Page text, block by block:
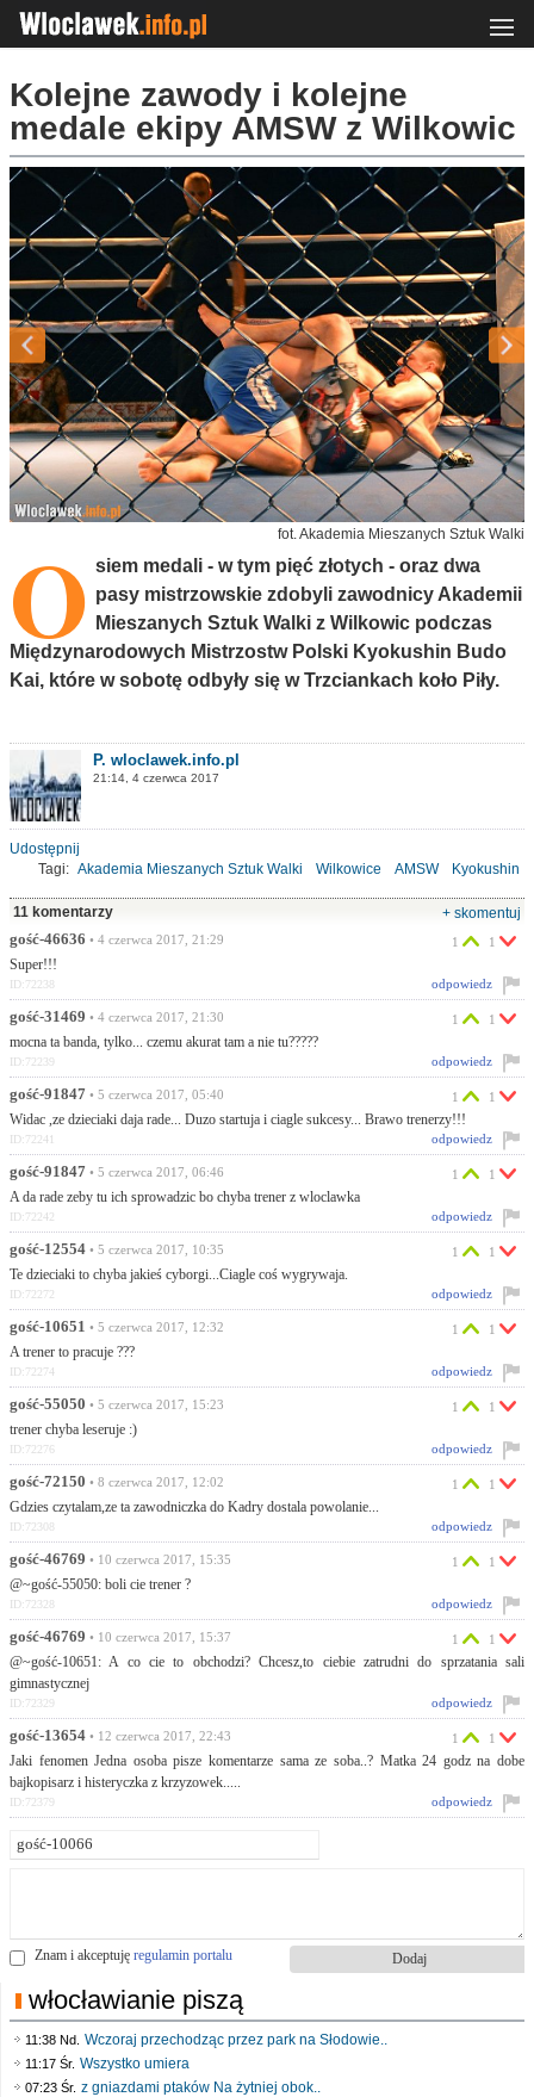
Kolejne zawody i kolejne
medale ekipy AMSW z Wilkowic
fot. Akademia Mieszanych Sztuk Walki
O siem medali - w tym pięć złotych - oraz dwa
pasy mistrzowskie zdobyli zawodnicy Akademii
Mieszanych Sztuk Walki z Wilkowic podczas
Międzynarodowych Mistrzostw Polski Kyokushin Budo
Kai, które w sobotę odbyły się w Trzciankach koło Piły.
P. wloclawek.info.pl
21:14, 4 czerwca 2017
Udostępnij
Tagi: Akademia Mieszanych Sztuk Walki Wilkowice AMSW
Kyokushin
K-1
MMA
Trzcianka
11 komentarzy
+ skomentuj
gość-46636 • 4 czerwca 2017, 21:29
Super!!!
1 1
odpowiedz
ID:72238
gość-31469 • 4 czerwca 2017, 21:30
mocna ta banda, tylko... czemu akurat tam a nie tu?????
1 1
odpowiedz
ID:72239
gość-91847 • 5 czerwca 2017, 05:40
Widac ,ze dzieciaki daja rade... Duzo startuja i ciagle sukcesy... Brawo trenerzy!!!
1 1
odpowiedz
ID:72241
gość-91847 • 5 czerwca 2017, 06:46
A da rade zeby tu ich sprowadzic bo chyba trener z wloclawka
1 1
odpowiedz
ID:72242
gość-12554 • 5 czerwca 2017, 10:35
Te dzieciaki to chyba jakieś cyborgi...Ciagle coś wygrywaja.
1 1
odpowiedz
ID:72272
gość-10651 • 5 czerwca 2017, 12:32
A trener to pracuje ???
1 1
odpowiedz
ID:72274
gość-55050 • 5 czerwca 2017, 15:23
trener chyba leseruje :)
1 1
odpowiedz
ID:72276
gość-72150 • 8 czerwca 2017, 12:02
Gdzies czytalam,ze ta zawodniczka do Kadry dostala powolanie...
1 1
odpowiedz
ID:72308
gość-46769 • 10 czerwca 2017, 15:35
@~gość-55050: boli cie trener ?
1 1
odpowiedz
ID:72328
gość-46769 • 10 czerwca 2017, 15:37
@~gość-10651: A co cie to obchodzi? Chcesz,to ciebie zatrudni do sprzatania sali
gimnastycznej
1 1
odpowiedz
ID:72329
gość-13654 • 12 czerwca 2017, 22:43
Jaki fenomen Jedna osoba pisze komentarze sama ze soba..? Matka 24 godz na dobe
bajkopisarz i histeryczka z krzyzowek.....
1 1
odpowiedz
ID:72379
Znam i akceptuję regulamin portalu
włocławianie piszą
11:38 Nd. Wczoraj przechodząc przez park na Słodowie..
11:17 Śr. Wszystko umiera
07:23 Śr. z gniazdami ptaków Na żytniej obok..